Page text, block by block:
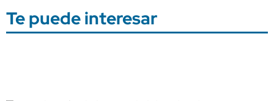
Te puede interesar